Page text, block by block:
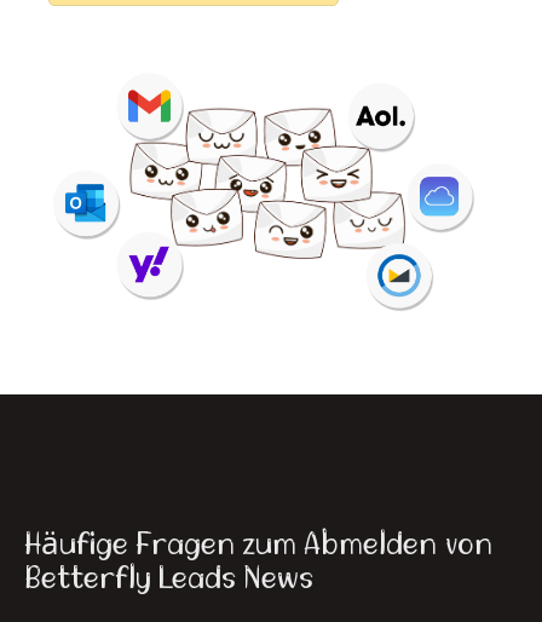
Häufige Fragen zum Abmelden von
Betterfly Leads News